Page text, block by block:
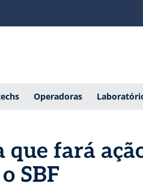
Operadoras
que fará
SBF